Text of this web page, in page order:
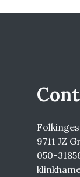
9711 JZ
050-